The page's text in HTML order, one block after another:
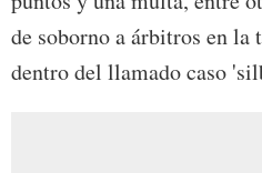
de soborno a árbitros en la
dentro del llamado caso